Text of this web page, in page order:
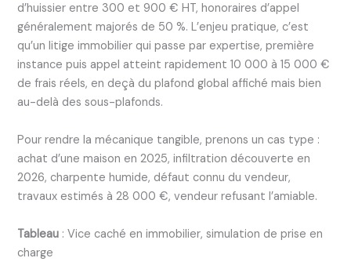
d’huissier entre 300 et 900 € HT, honoraires d’appel
généralement majorés de 50 %. L’enjeu pratique, c’est
qu’un litige immobilier qui passe par expertise, première
instance puis appel atteint rapidement 10 000 à 15 000 €
de frais réels, en deçà du plafond global affiché mais bien
au-delà des sous-plafonds.
Pour rendre la mécanique tangible, prenons un cas type :
achat d’une maison en 2025, infiltration découverte en
2026, charpente humide, défaut connu du vendeur,
travaux estimés à 28 000 €, vendeur refusant l’amiable.
Tableau : Vice caché en immobilier, simulation de prise en
charge